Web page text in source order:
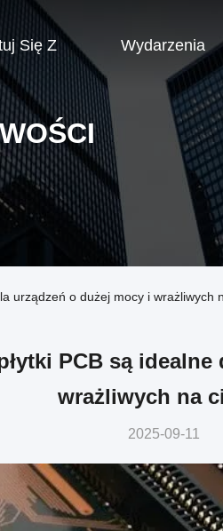
Się Z Wydarzenia
urządzeń o dużej mocy i wrażliwych
PCB są
wrażliwych na
2025-09-11